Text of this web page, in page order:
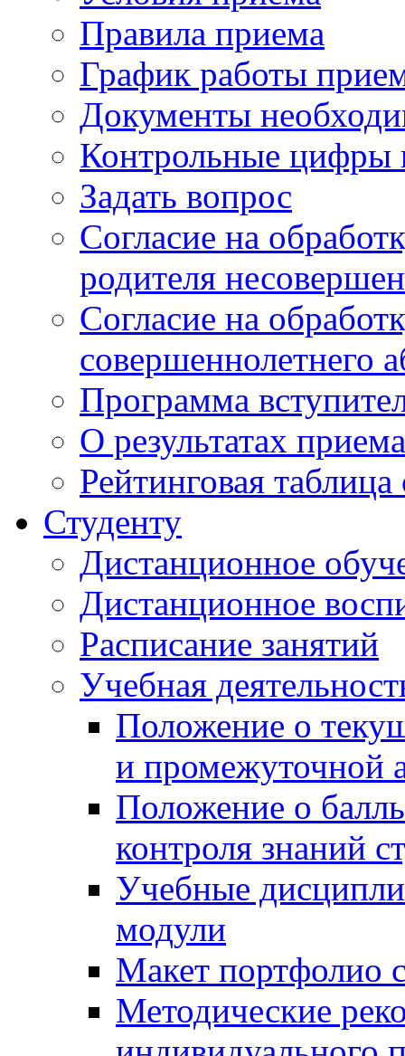
Правила приема
График работы
Документы
Контрольные цифры
Задать вопрос
Согласие на
родителя
Согласие на
совершеннолетнего
Программа
О результатах приема
Рейтинговая
Студенту
Дистанционное
Дистанционное
Расписание занятий
Учебная
Положение о
и промежуточной
Положение о
контроля знаний
Учебные
модули
Макет портфолио
Методические